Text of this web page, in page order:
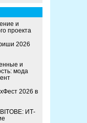
и
проекта
2026
и
мода
2026 в
ИТ-